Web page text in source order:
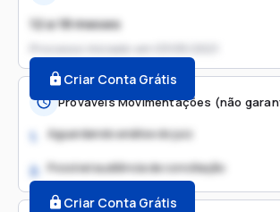
12 a 18 meses
Processo iniciado em
Criar Conta Grátis
Prováveis Movimentações (não
1. Aguardando análise do juiz
2. Possível audiência de conciliação
Criar Conta Grátis